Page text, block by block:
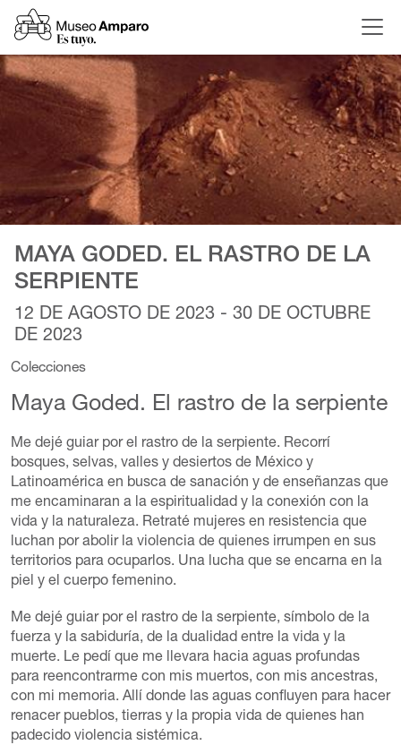
MAYA GODED. EL RASTRO DE LA
SERPIENTE
12 DE AGOSTO DE 2023 - 30 DE OCTUBRE
DE 2023
Colecciones
Maya Goded. El rastro de la serpiente
Me dejé guiar por el rastro de la serpiente. Recorrí
bosques, selvas, valles y desiertos de México y
Latinoamérica en busca de sanación y de enseñanzas que
me encaminaran a la espiritualidad y la conexión con la
vida y la naturaleza. Retraté mujeres en resistencia que
luchan por abolir la violencia de quienes irrumpen en sus
territorios para ocuparlos. Una lucha que se encarna en la
piel y el cuerpo femenino.
Me dejé guiar por el rastro de la serpiente, símbolo de la
fuerza y la sabiduría, de la dualidad entre la vida y la
muerte. Le pedí que me llevara hacia aguas profundas
para reencontrarme con mis muertos, con mis ancestras,
con mi memoria. Allí donde las aguas confluyen para hacer
renacer pueblos, tierras y la propia vida de quienes han
padecido violencia sistémica.